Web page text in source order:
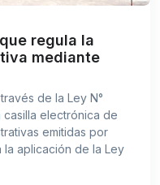
regula la
mediante
de la Ley N°
electrónica de
emitidas por
la aplicación de la Ley